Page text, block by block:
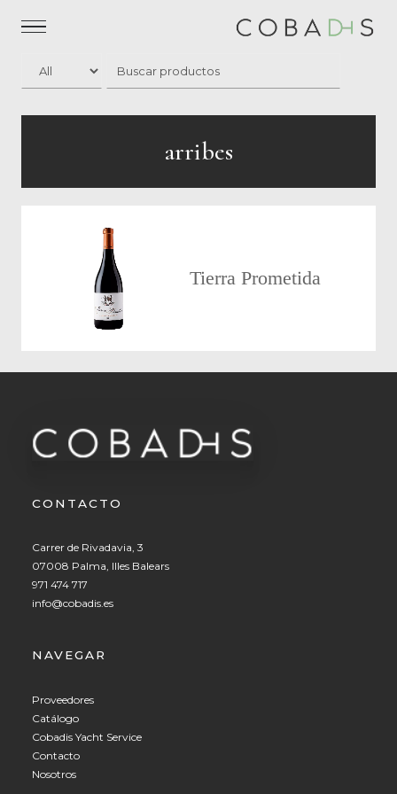
arribes
Tierra Prometida
CONTACTO
Carrer de Rivadavia, 3
07008 Palma, Illes Balears
971 474 717
info@cobadis.es
NAVEGAR
Proveedores
Catálogo
Cobadis Yacht Service
Contacto
Nosotros